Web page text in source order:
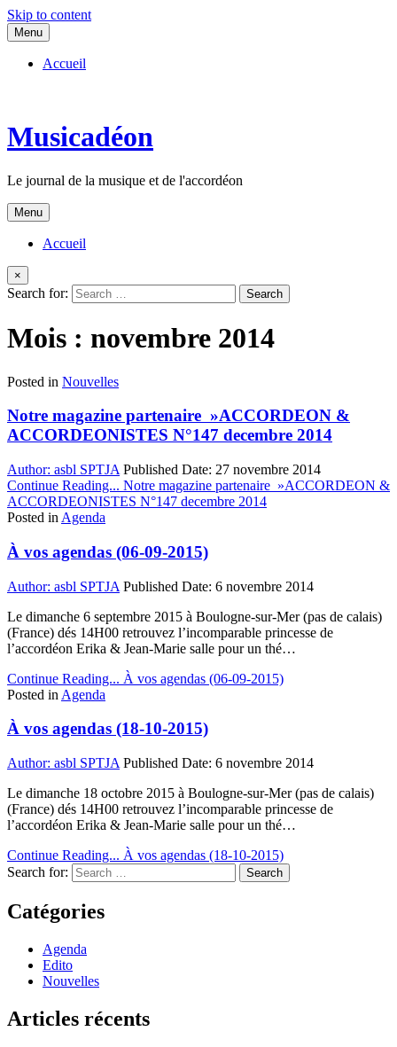
Skip to content
Menu
Accueil
Musicadéon
Le journal de la musique et de l'accordéon
Menu
Accueil
×
Search for:
Mois : novembre 2014
Posted in Nouvelles
Notre magazine partenaire »ACCORDEON &
ACCORDEONISTES N°147 decembre 2014
Author: asbl SPTJA Published Date: 27 novembre 2014
Continue Reading... Notre magazine partenaire »ACCORDEON &
ACCORDEONISTES N°147 decembre 2014
Posted in Agenda
À vos agendas (06-09-2015)
Author: asbl SPTJA Published Date: 6 novembre 2014
Le dimanche 6 septembre 2015 à Boulogne-sur-Mer (pas de calais)
(France) dés 14H00 retrouvez l’incomparable princesse de
l’accordéon Erika & Jean-Marie salle pour un thé…
Continue Reading... À vos agendas (06-09-2015)
Posted in Agenda
À vos agendas (18-10-2015)
Author: asbl SPTJA Published Date: 6 novembre 2014
Le dimanche 18 octobre 2015 à Boulogne-sur-Mer (pas de calais)
(France) dés 14H00 retrouvez l’incomparable princesse de
l’accordéon Erika & Jean-Marie salle pour un thé…
Continue Reading... À vos agendas (18-10-2015)
Search for:
Catégories
Agenda
Edito
Nouvelles
Articles récents